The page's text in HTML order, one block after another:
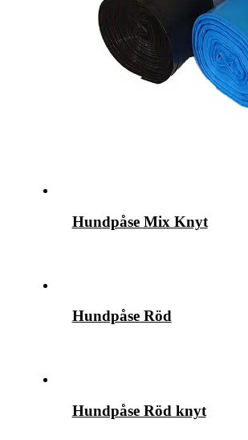
Hundpåse Mix Knyt
Hundpåse Röd
Hundpåse Röd knyt